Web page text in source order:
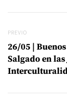
Previo
PREVIO
26/05 |
Salgado en